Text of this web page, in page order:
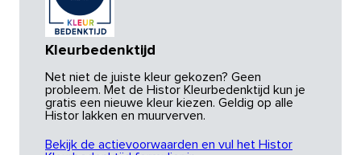
Kleurbedenktijd
Net niet de juiste kleur gekozen? Geen
probleem. Met de Histor Kleurbedenktijd kun je
gratis een nieuwe kleur kiezen. Geldig op alle
Histor lakken en muurverven.
Bekijk de actievoorwaarden en vul het Histor